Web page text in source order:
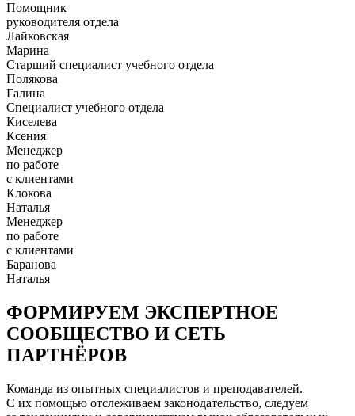
Помощник
руководителя отдела
Лайковская
Марина
Старший специалист учебного отдела
Полякова
Галина
Специалист учебного отдела
Киселева
Ксения
Менеджер
по работе
с клиентами
Клокова
Наталья
Менеджер
по работе
с клиентами
Баранова
Наталья
ФОРМИРУЕМ ЭКСПЕРТНОЕ
СООБЩЕСТВО И СЕТЬ
ПАРТНЁРОВ
Команда из опытных специалистов и преподавателей.
С их помощью отслеживаем законодательство, следуем